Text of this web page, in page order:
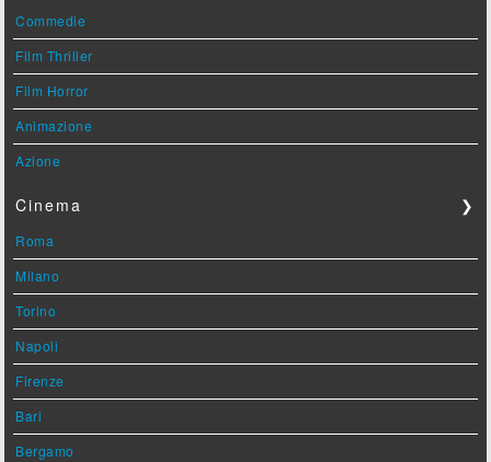
Commedie
Film Thriller
Film Horror
Animazione
Azione
Cinema ❯
Roma
Milano
Torino
Napoli
Firenze
Bari
Bergamo